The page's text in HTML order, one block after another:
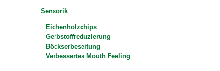
Sensorik
Eichenholzchips
Gerbstoffreduzierung
Böckserbeseitung
Verbessertes Mouth Feeling